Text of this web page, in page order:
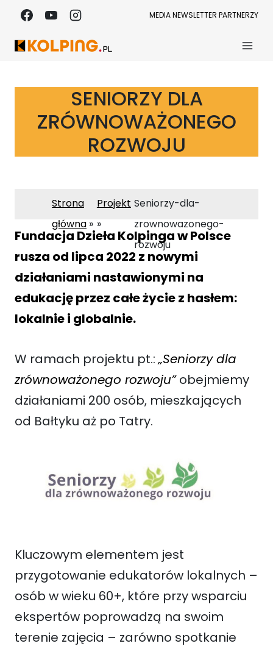
Przejdź
treści
MEDIANEWSLETTER PARTNERZY
SENIORZY DLA
ZRÓWNOWAŻONEGO
ROZWOJU
Strona
główna
Projekt Seniorzy-dla-
zrownowazonego-
rozwoju
Fundacja Dzieła Kolpinga w Polsce
rusza od lipca 2022 z nowymi
działaniami nastawionymi na
edukację przez całe życie z hasłem:
lokalnie i globalnie.
W ramach projektu pt.:„Seniorzy dla
zrównoważonego rozwoju”obejmiemy
działaniami 200 osób, mieszkających
od Bałtyku aż po Tatry.
Kluczowym elementem jest
przygotowanie edukatorów lokalnych –
osób w wieku 60+, które przy wsparciu
ekspertów poprowadzą na swoim
terenie zajęcia – zarówno spotkanie